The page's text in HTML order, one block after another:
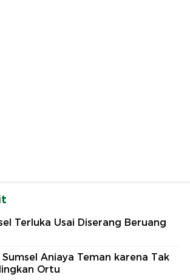
Terluka Usai Diserang Beruang
Sumsel Aniaya Teman karena Tak
Ortu